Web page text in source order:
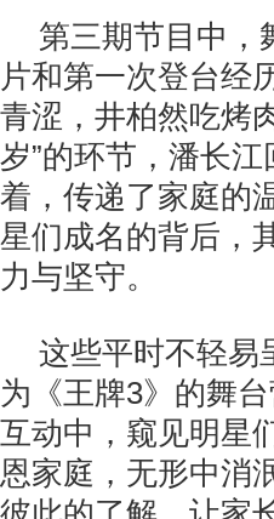
第三期节目中，
片和第一次登台经
青涩，井柏然吃烤
岁”的环节，潘长
着，传递了家庭的
星们成名的背后，
力与坚守。
这些平时不轻易
为《王牌3》的舞
互动中，窥见明星
恩家庭，无形中消